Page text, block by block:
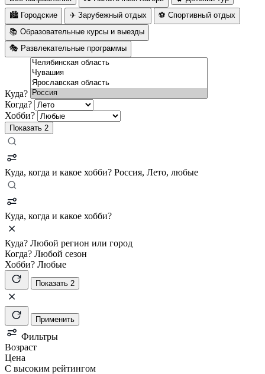
🏙️ Городские
✈️ Зарубежный отдых
⚽ Спортивный отдых
📚 Образовательные курсы и выезды
🎭 Развлекательные программы
Куда?
Когда?
Хобби?
Показать 2
Куда, когда и какое хобби? Россия, Лето, любые
Куда, когда и какое хобби?
Куда? Любой регион или город
Когда? Любой сезон
Хобби? Любые
Показать 2
Применить
Фильтры
Возраст
Цена
С высоким рейтингом